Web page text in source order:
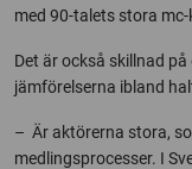
med 90-talets stora mc-
Det är också skillnad
jämförelserna ibland
– Är aktörerna stora,
medlingsprocesser. I